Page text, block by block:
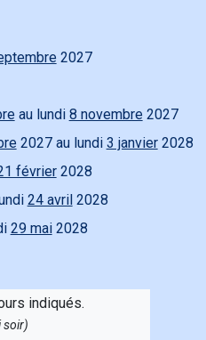
2027
au lundi 8 novembre 2027
2027 au lundi 3 janvier2028
février2028
24 avril 2028
29 mai2028
indiqués.
soir)